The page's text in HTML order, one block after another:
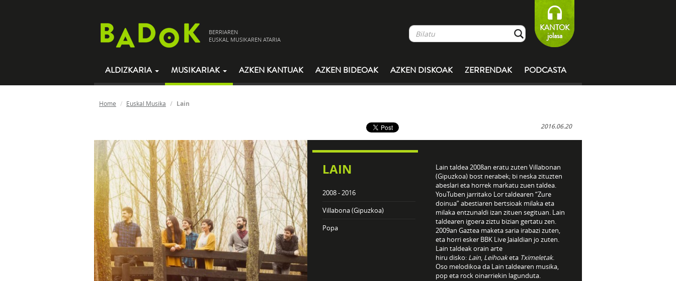
BERRIAREN
EUSKAL MUSIKAREN ATARIA
KANTOK
jolasa
ALDIZKARIA MUSIKARIAK AZKEN KANTUAK AZKEN BIDEOAK AZKEN DISKOAK ZERRENDAK PODCASTA
Home Euskal Musika Lain
2016.06.20
LAIN
2008 - 2016
Villabona (Gipuzkoa)
Popa
Lain taldea 2008an eratu zuten Villabonan
(Gipuzkoa) bost nerabek; bi neska zituzten
abeslari eta horrek markatu zuen taldea.
YouTuben jarritako Lor taldearen “Zure
doinua” abestiaren bertsioak milaka eta
milaka entzunaldi izan zituen segituan. Lain
taldearen igoera ziztu bizian gertatu zen.
2009an Gaztea maketa saria irabazi zuten,
eta horri esker BBK Live Jaialdian jo zuten.
Lain taldeak orain arte
hiru disko: Lain, Leihoaketa Tximeletak.
Oso melodikoa da Lain taldearen musika,
pop eta rock oinarriekin lagunduta.